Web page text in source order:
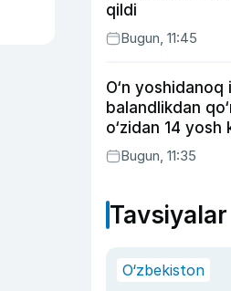
qildi
Bugun, 11:45
O‘n yoshidanoq
balandlikdan
o‘zidan 14 yosh
uylangan
34 yoshda
Bugun, 11:35
Tavsiyalar
O‘zbekiston